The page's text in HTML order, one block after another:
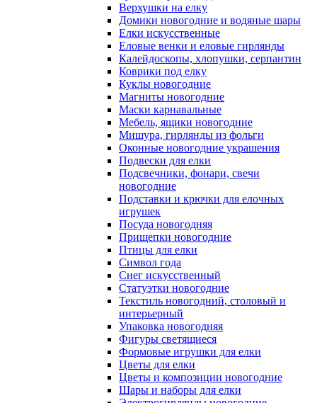
Верхушки на елку
Домики новогодние и водяные шары
Елки искусственные
Еловые венки и еловые гирлянды
Калейдоскопы, хлопушки, серпантин
Коврики под елку
Куклы новогодние
Магниты новогодние
Маски карнавальные
Мебель, ящики новогодние
Мишура, гирлянды из фольги
Оконные новогодние украшения
Подвески для елки
Подсвечники, фонари, свечи
новогодние
Подставки и крючки для елочных
игрушек
Посуда новогодняя
Прищепки новогодние
Птицы для елки
Символ года
Снег искусственный
Статуэтки новогодние
Текстиль новогодний, столовый и
интерьерный
Упаковка новогодняя
Фигуры светящиеся
Формовые игрушки для елки
Цветы для елки
Цветы и композиции новогодние
Шары и наборы для елки